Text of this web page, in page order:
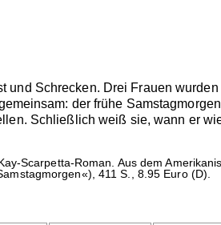
und Schrecken. Drei Frauen
der frühe
Schließlich weiß sie, wann er
Scarpetta-Roman. Aus dem
411 S., 8.95 Euro (D).